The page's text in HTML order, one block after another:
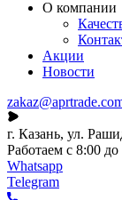
О компании
Акции
Новости
г. Казань, ул.
Работаем с 8:00 до
Whatsapp
Telegram